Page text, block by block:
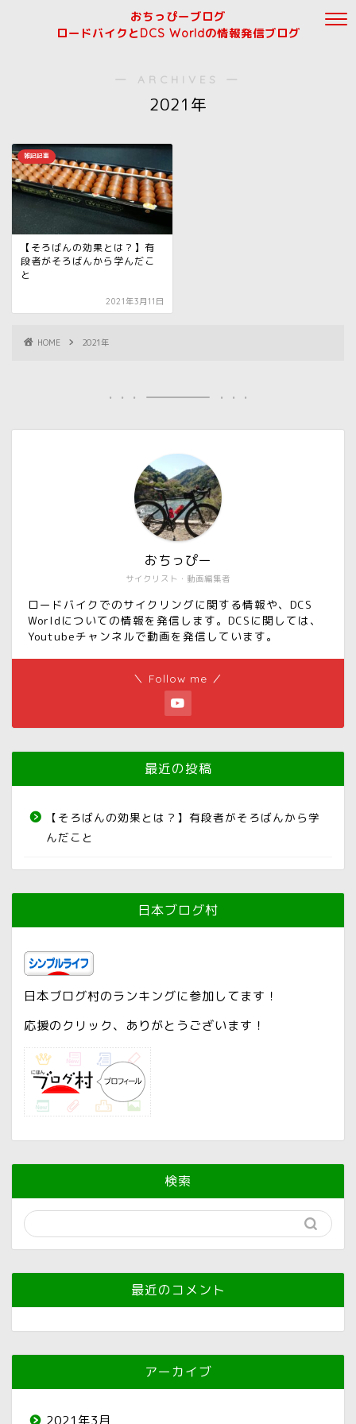
おちっぴーブログ
ロードバイクとDCS Worldの情報発信ブログ
― ARCHIVES ―
2021年
雑記記事
【そろばんの効果とは？】有
段者がそろばんから学んだこ
と
2021年3月11日
HOME 2021年
サイクリスト・動画編集者
おちっぴー
ロードバイクでのサイクリングに関する情報や、DCS
Worldについての情報を発信します。DCSに関しては、
Youtubeチャンネルで動画を発信しています。
＼ Follow me ／
最近の投稿
【そろばんの効果とは？】有段者がそろばんから学
んだこと
日本ブログ村
日本ブログ村のランキングに参加してます！
応援のクリック、ありがとうございます！
検索
最近のコメント
アーカイブ
2021年3月